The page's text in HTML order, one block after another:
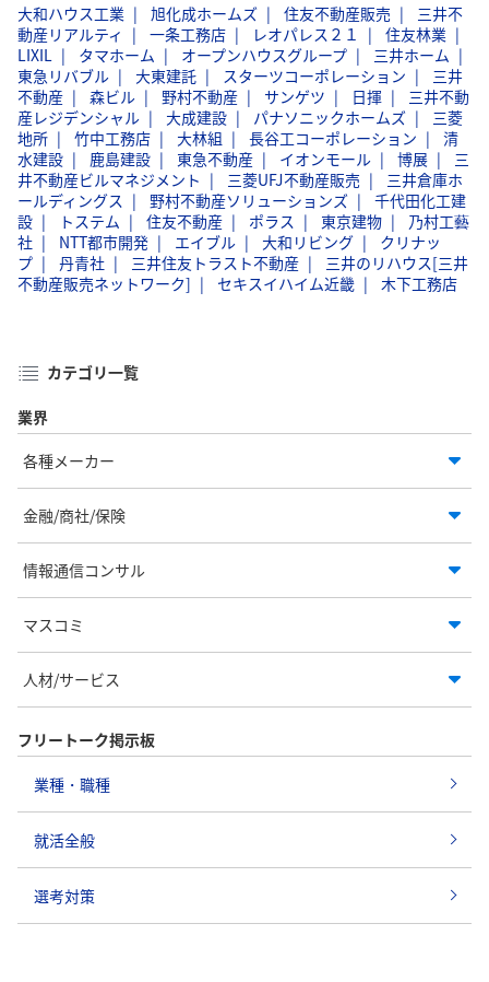
大和ハウス工業 旭化成ホームズ 住友不動産販売
三井不
動産リアルティ
一条工務店 レオパレス２１
住友林業
LIXIL
タマホーム オープンハウスグループ
三井ホーム
東急リバブル
大東建託 スターツコーポレーション
三井
不動産
森ビル 野村不動産 サンゲツ 日揮
三井不動
産レジデンシャル
大成建設 パナソニックホームズ
三菱
地所
竹中工務店 大林組 長谷工コーポレーション
清
水建設
鹿島建設 東急不動産 イオンモール 博展
三
井不動産ビルマネジメント
三菱UFJ不動産販売
三井倉庫ホ
ールディングス
野村不動産ソリューションズ
千代田化工建
設
トステム 住友不動産 ポラス 東京建物
乃村工藝
社
NTT都市開発 エイブル 大和リビング
クリナッ
プ
丹青社 三井住友トラスト不動産
三井のリハウス[三井
不動産販売ネットワーク]
セキスイハイム近畿 木下工務店
カテゴリ一覧
業界
各種メーカー
金融/商社/保険
情報通信コンサル
マスコミ
人材/サービス
フリートーク掲示板
業種・職種
就活全般
選考対策